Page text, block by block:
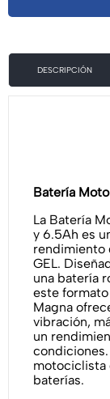
DESCRIPCIÓN
Batería
La Batería
y 6.5Ah es
rendimiento
GEL.
una batería
este
Magna
vibración,
un
motociclista
baterías.